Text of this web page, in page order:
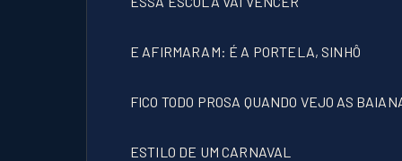
E AFIRMARAM: É A PORTELA, SINHÔ
FICO TODO PROSA QUANDO VEJO AS
ESTILO DE UM CARNAVAL